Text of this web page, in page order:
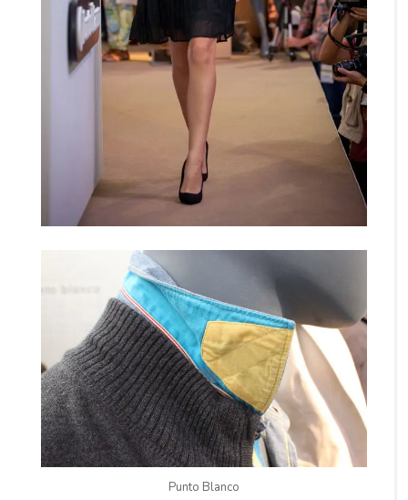
Punto Blanco